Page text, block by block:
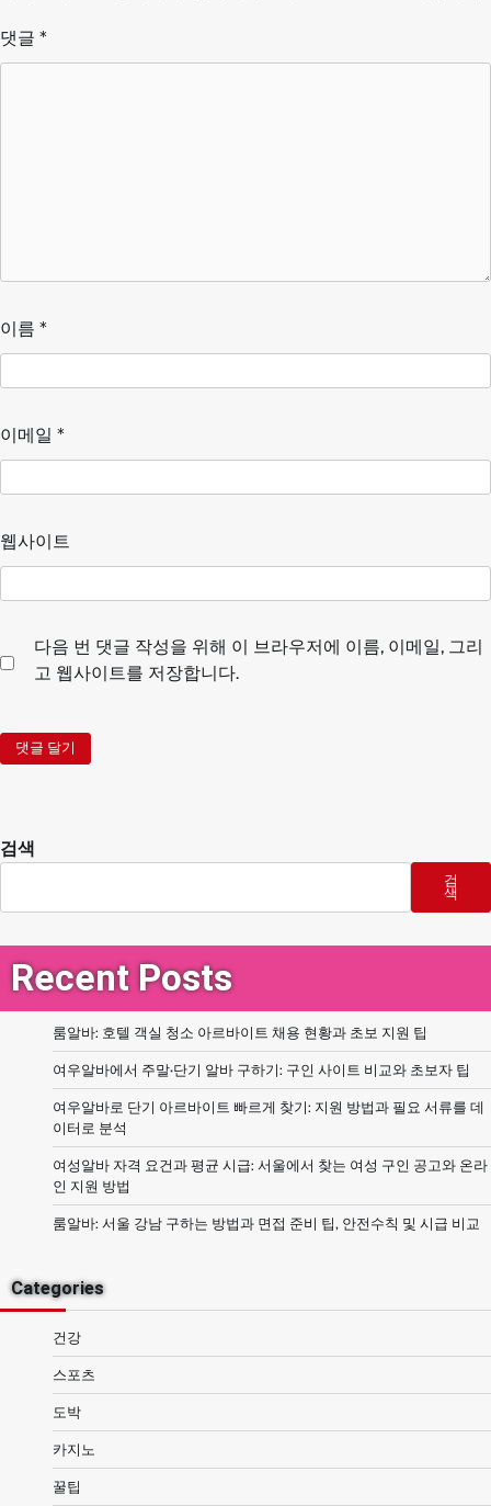
댓글 *
이름 *
이메일 *
웹사이트
다음 번 댓글 작성을 위해 이 브라우저에 이름, 이메일, 그리
고 웹사이트를 저장합니다.
검색
검
색
Recent Posts
룸알바: 호텔 객실 청소 아르바이트 채용 현황과 초보 지원 팁
여우알바에서 주말·단기 알바 구하기: 구인 사이트 비교와 초보자 팁
여우알바로 단기 아르바이트 빠르게 찾기: 지원 방법과 필요 서류를 데
이터로 분석
여성알바 자격 요건과 평균 시급: 서울에서 찾는 여성 구인 공고와 온라
인 지원 방법
룸알바: 서울 강남 구하는 방법과 면접 준비 팁, 안전수칙 및 시급 비교
Categories
건강
스포츠
도박
카지노
꿀팁